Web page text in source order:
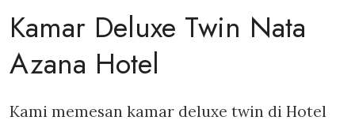
Kamar Deluxe Twin Nata
Azana Hotel
Kami memesan kamar deluxe twin di Hotel